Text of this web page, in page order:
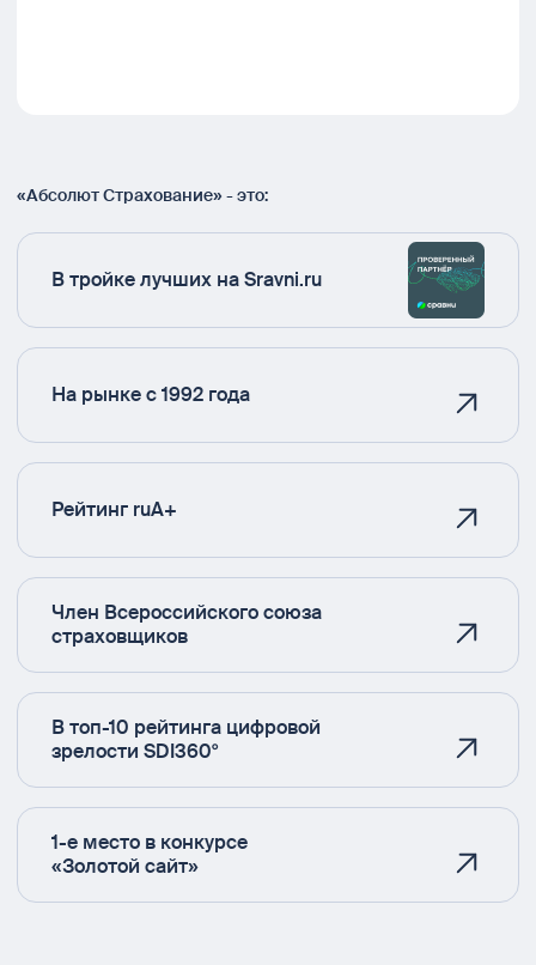
«Абсолют Страхование» - это:
В тройке лучших на Sravni.ru
На рынке с 1992 года
Рейтинг ruA+
Член Всероссийского союза
страховщиков
В топ-10 рейтинга цифровой
зрелости SDI360°
1-е место в конкурсе
«Золотой сайт»